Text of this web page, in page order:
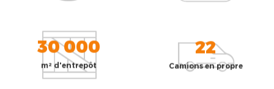
30 000
m² d'entrepôt
22
Camions en propre